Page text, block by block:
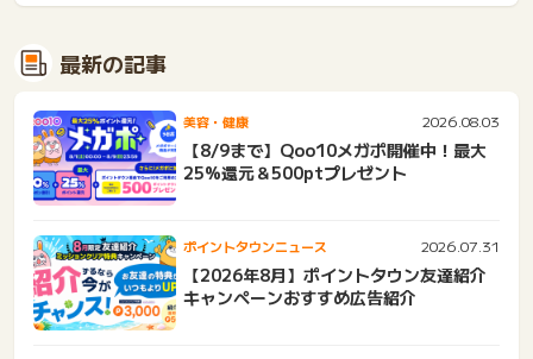
最新の記事
美容・健康 2026.08.03
【8/9まで】Qoo10メガポ開催中！最大
25%還元＆500ptプレゼント
ポイントタウンニュース 2026.07.31
【2026年8月】ポイントタウン友達紹介
キャンペーンおすすめ広告紹介